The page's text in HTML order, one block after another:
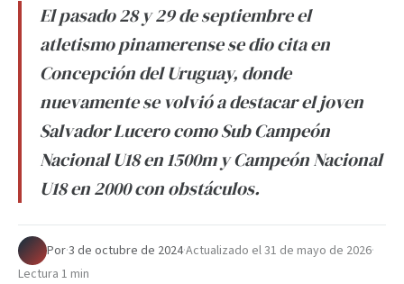
El pasado 28 y 29 de septiembre el
atletismo pinamerense se dio cita en
Concepción del Uruguay, donde
nuevamente se volvió a destacar el joven
Salvador Lucero como Sub Campeón
Nacional U18 en 1500m y Campeón Nacional
U18 en 2000 con obstáculos.
Por·3 de octubre de 2024·Actualizado el31 de mayo de 2026·
Lectura 1 min